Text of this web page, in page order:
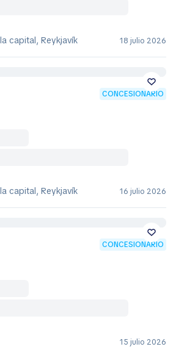
capital, Reykjavík
18 julio 2026
CONCESIONARIO
capital, Reykjavík
16 julio 2026
CONCESIONARIO
15 julio 2026